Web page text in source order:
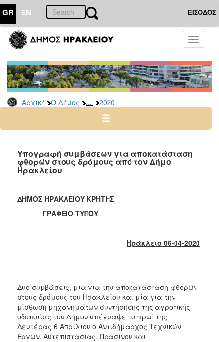
GR EN ΕΙΣΟΔΟΣ
Toggle
Αρχική Ο Δήμος ... 2020
ΔΗΜΟΣ
Δελτία
Τύπου
Αρχείο
2026
2024
2022
2021
2012
2011
2010
2006
Υπογραφή συμβάσεων για αποκατάσταση
φθορών στους δρόμους από τον Δήμο
Ηρακλείου
ΔΗΜΟΣ ΗΡΑΚΛΕΙΟΥ ΚΡΗΤΗΣ
ΓΡΑΦΕΙΟ ΤΥΠΟΥ
Ηράκλειο 06-04-2020
Δυο συμβάσεις, μια για την αποκατάσταση φθορών
στους δρόμους του Ηρακλείου και μία για την
μίσθωση μηχανημάτων συντήρησης της αγροτικής
οδοποιίας του Δήμου υπέγραψε το πρωί της
Δευτέρας 6 Απριλίου ο Αντιδήμαρχος Τεχνικών
Έργων, Αυτεπιστασίας, Πρασίνου και